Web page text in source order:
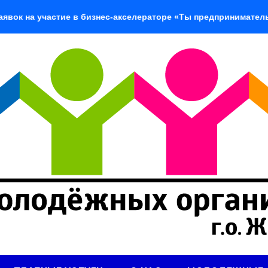
в бизнес-акселераторе «Ты предприниматель»